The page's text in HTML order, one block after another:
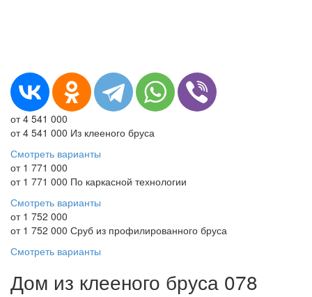
от 4 541 000
от 4 541 000 Из клееного бруса
Смотреть варианты
от 1 771 000
от 1 771 000 По каркасной технологии
Смотреть варианты
от 1 752 000
от 1 752 000 Сруб из профилированного бруса
Смотреть варианты
Дом из клееного бруса 078